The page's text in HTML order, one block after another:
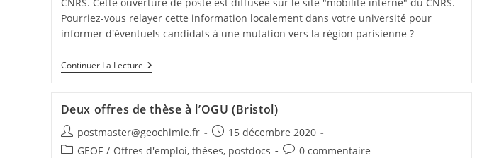
Pourriez-vous relayer cette information localement dans votre université pour
informer d'éventuels candidats à une mutation vers la région parisienne ?
Continuer La Lecture
Deux offres de thèse à l’OGU (Bristol)
postmaster@geochimie.fr
15 décembre 2020
GEOF / Offres d'emploi, thèses, postdocs 0 commentaire